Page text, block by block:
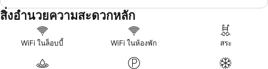
สิ่งอำนวยความสะดวกหลัก
WiFi ในล็อบบี้ WiFi ในห้องพัก สระ